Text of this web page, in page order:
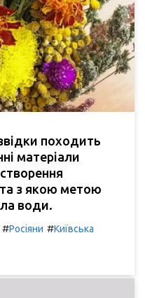
походить
матеріали
та з якою метою
води.
#Росіяни #Київська